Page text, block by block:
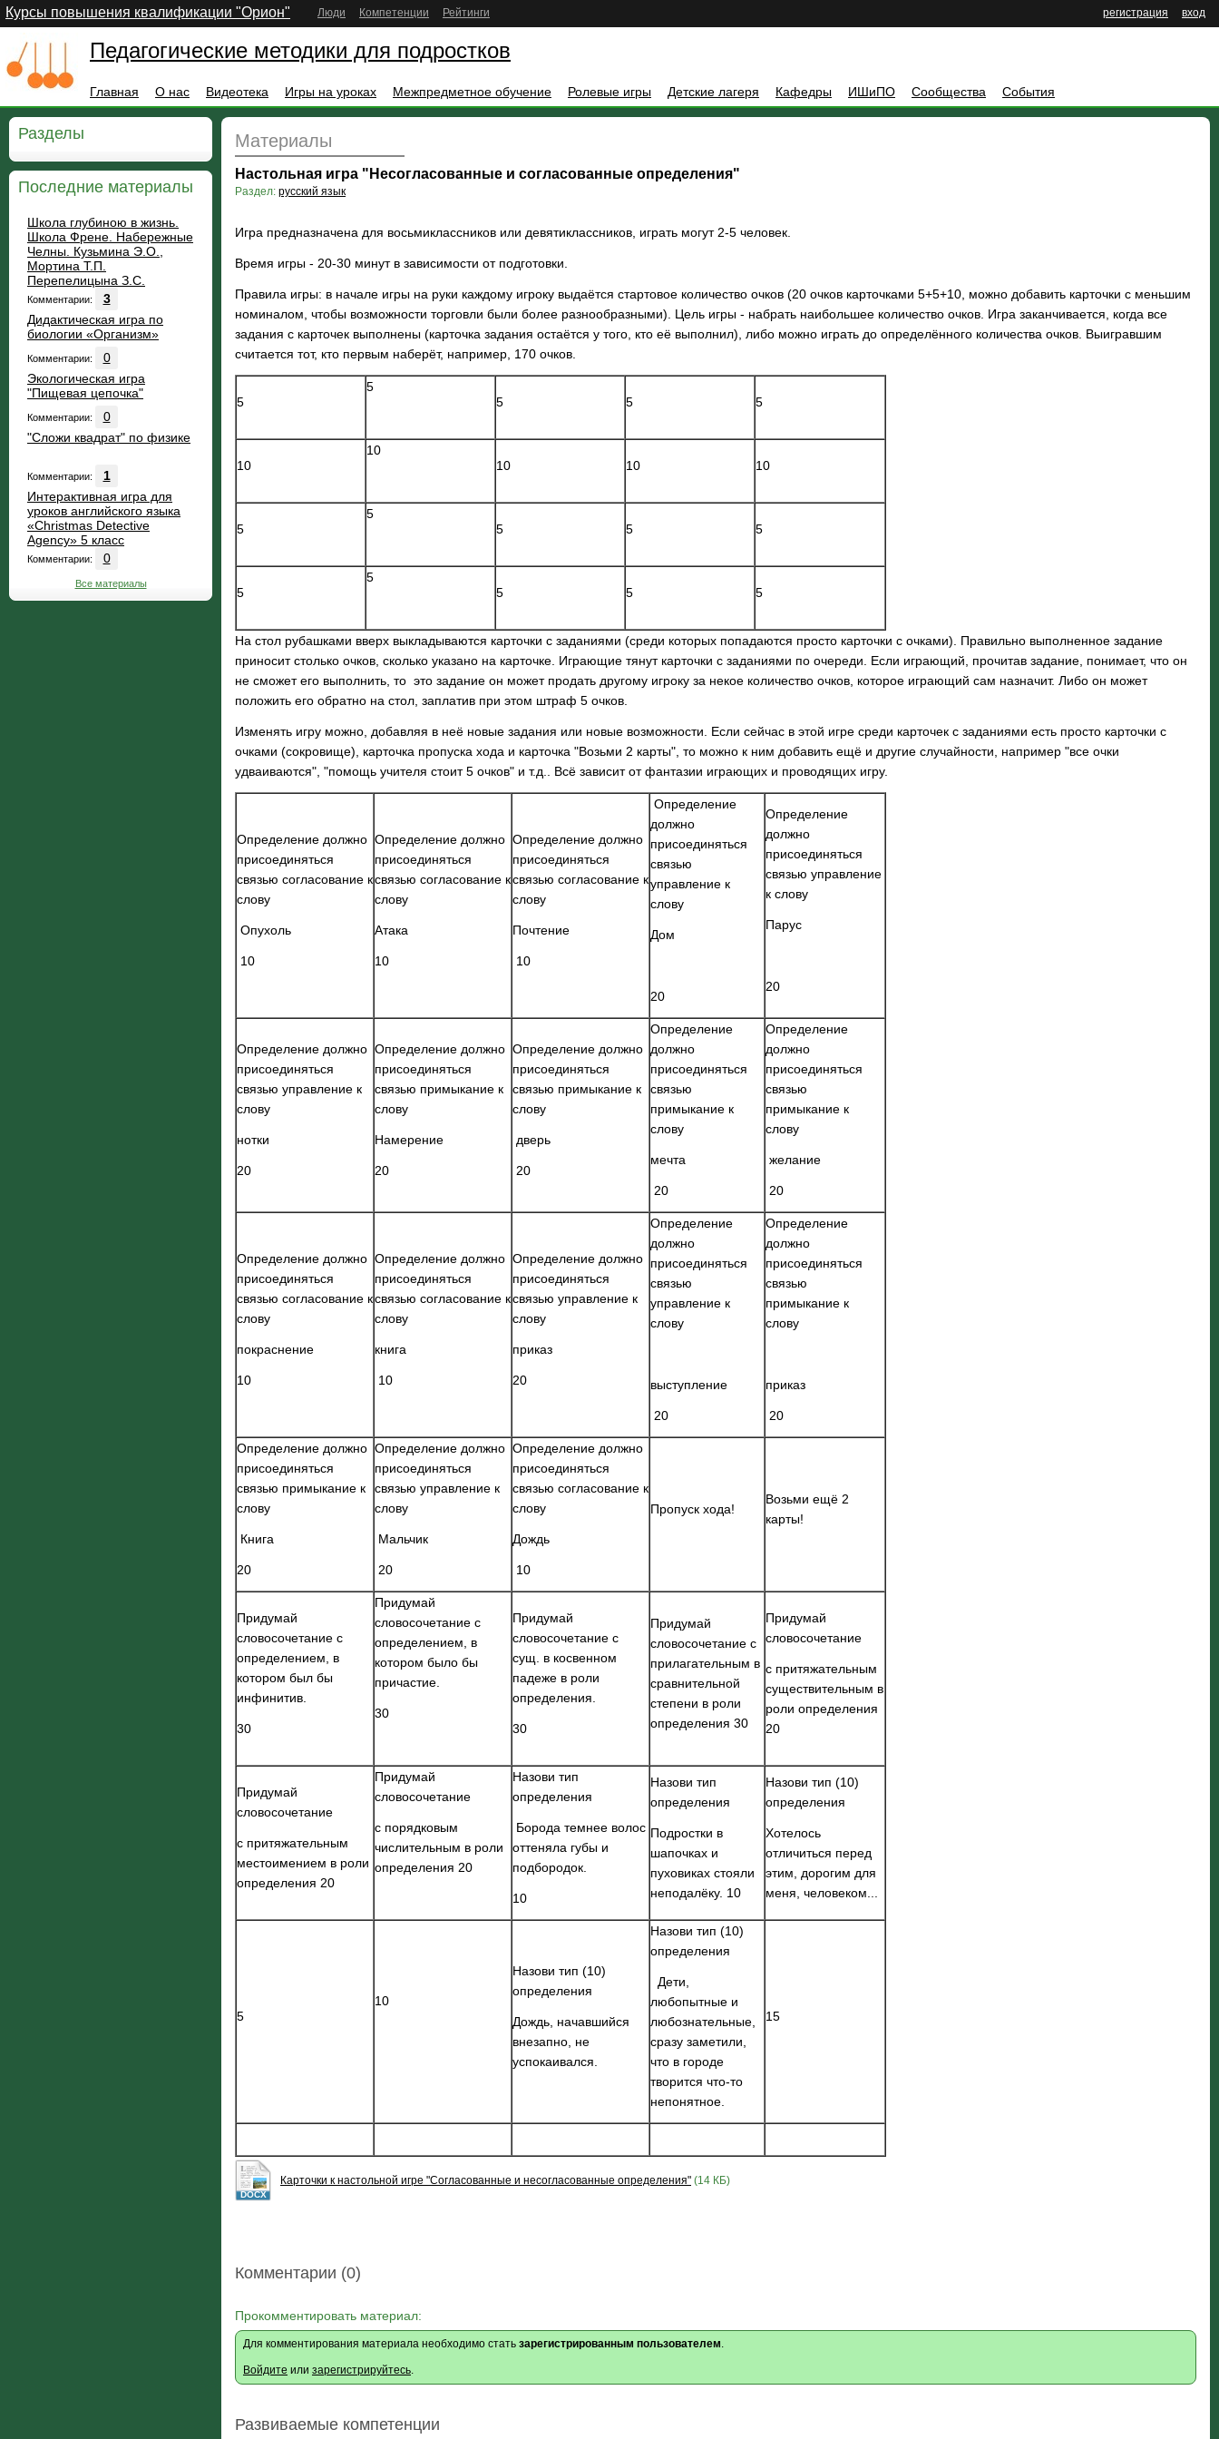
Курсы повышения квалификации "Орион" вход
регистрация
Люди Компетенции Рейтинги
Педагогические методики для подростков
Главная О нас Видеотека Игры на уроках Межпредметное обучение Ролевые игры Детские лагеря Кафедры ИШиПО Сообщества События
Разделы
Последние материалы
Школа глубиною в жизнь.
Школа Френе. Набережные
Челны. Кузьмина Э.О.,
Мортина Т.П.
Перепелицына З.С.
Комментарии:
3
Дидактическая игра по
биологии «Организм»
Комментарии:
0
Экологическая игра
"Пищевая цепочка"
Комментарии:
0
"Сложи квадрат" по физике
Комментарии:
1
Интерактивная игра для
уроков английского языка
«Christmas Detective
Agency» 5 класс
Комментарии: 0
Все материалы
Материалы
Настольная игра "Несогласованные и согласованные определения"
Раздел: русский язык
Игра предназначена для восьмиклассников или девятиклассников, играть могут 2-5 человек.
Время игры - 20-30 минут в зависимости от подготовки.
Правила игры: в начале игры на руки каждому игроку выдаётся стартовое количество очков (20 очков карточками 5+5+10, можно добавить карточки с меньшим
номиналом, чтобы возможности торговли были более разнообразными). Цель игры - набрать наибольшее количество очков. Игра заканчивается, когда все
задания с карточек выполнены (карточка задания остаётся у того, кто её выполнил), либо можно играть до определённого количества очков. Выигравшим
считается тот, кто первым наберёт, например, 170 очков.
5
5
5
5 5
10
10
10
10 10
5
5
5
5 5
5
5
5
5 5
На стол рубашками вверх выкладываются карточки с заданиями (среди которых попадаются просто карточки с очками). Правильно выполненное задание
приносит столько очков, сколько указано на карточке. Играющие тянут карточки с заданиями по очереди. Если играющий, прочитав задание, понимает, что он
не сможет его выполнить, то это задание он может продать другому игроку за некое количество очков, которое играющий сам назначит. Либо он может
положить его обратно на стол, заплатив при этом штраф 5 очков.
Изменять игру можно, добавляя в неё новые задания или новые возможности. Если сейчас в этой игре среди карточек с заданиями есть просто карточки с
очками (сокровище), карточка пропуска хода и карточка "Возьми 2 карты", то можно к ним добавить ещё и другие случайности, например "все очки
удваиваются", "помощь учителя стоит 5 очков" и т.д.. Всё зависит от фантазии играющих и проводящих игру.
Определение должно
присоединяться
связью согласование к
слову
Опухоль
10
Определение должно
присоединяться
связью согласование к
слову
Атака
10
Определение должно
присоединяться
связью согласование к
слову
Почтение
10
Определение
должно
присоединяться
связью
управление к
слову
Дом
20
Определение
должно
присоединяться
связью управление
к слову
Парус
20
Определение должно
присоединяться
связью управление к
слову
нотки
20
Определение должно
присоединяться
связью примыкание к
слову
Намерение
20
Определение должно
присоединяться
связью примыкание к
слову
дверь
20
Определение
должно
присоединяться
связью
примыкание к
слову
мечта
20
Определение
должно
присоединяться
связью
примыкание к
слову
желание
20
Определение должно
присоединяться
связью согласование к
слову
покраснение
10
Определение должно
присоединяться
связью согласование к
слову
книга
10
Определение должно
присоединяться
связью управление к
слову
приказ
20
Определение
должно
присоединяться
связью
управление к
слову
выступление
20
Определение
должно
присоединяться
связью
примыкание к
слову
приказ
20
Определение должно
присоединяться
связью примыкание к
слову
Книга
20
Определение должно
присоединяться
связью управление к
слову
Мальчик
20
Определение должно
присоединяться
связью согласование к
слову
Дождь
10
Пропуск хода!
Возьми ещё 2
карты!
Придумай
словосочетание с
определением, в
котором был бы
инфинитив.
30
Придумай
словосочетание с
определением, в
котором было бы
причастие.
30
Придумай
словосочетание с
сущ. в косвенном
падеже в роли
определения.
30
Придумай
словосочетание с
прилагательным в
сравнительной
степени в роли
определения 30
Придумай
словосочетание
с притяжательным
существительным в
роли определения
20
Придумай
словосочетание
с притяжательным
местоимением в роли
определения 20
Придумай
словосочетание
с порядковым
числительным в роли
определения 20
Назови тип
определения
Борода темнее волос
оттеняла губы и
подбородок.
10
Назови тип
определения
Подростки в
шапочках и
пуховиках стояли
неподалёку. 10
Назови тип (10)
определения
Хотелось
отличиться перед
этим, дорогим для
меня, человеком...
5
10
Назови тип (10)
определения
Дождь, начавшийся
внезапно, не
успокаивался.
Назови тип (10)
определения
Дети,
любопытные и
любознательные,
сразу заметили,
что в городе
творится что-то
непонятное.
15
DOCX
Карточки к настольной игре "Согласованные и несогласованные определения" (14 КБ)
Комментарии (0)
Прокомментировать материал:
Для комментирования материала необходимо стать зарегистрированным пользователем.
Войдите или зарегистрируйтесь.
Развиваемые компетенции